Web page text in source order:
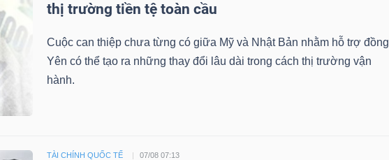
thị trường tiền tệ toàn cầu
Cuộc can thiệp chưa từng có giữa Mỹ và Nhật Bản nhằm hỗ trợ đồng
Yên có thể tạo ra những thay đổi lâu dài trong cách thị trường vận
hành.
TÀI CHÍNH QUỐC TẾ 07/08 07:13